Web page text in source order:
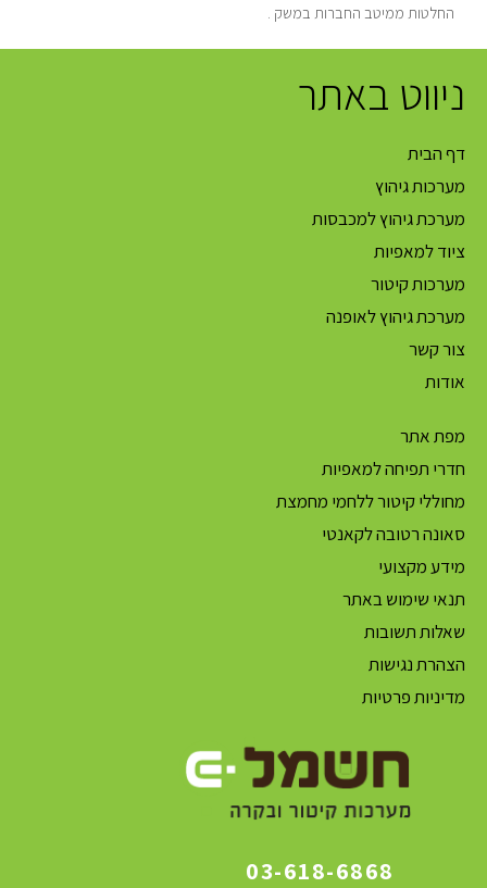
החלטות ממיטב החברות במשק .
ניווט באתר
דף הבית
מערכות גיהוץ
מערכת גיהוץ למכבסות
ציוד למאפיות
מערכות קיטור
מערכת גיהוץ לאופנה
צור קשר
אודות
מפת אתר
חדרי תפיחה למאפיות
מחוללי קיטור ללחמי מחמצת
סאונה רטובה לקאנטי
מידע מקצועי
תנאי שימוש באתר
שאלות תשובות
הצהרת נגישות
מדיניות פרטיות
03-618-6868